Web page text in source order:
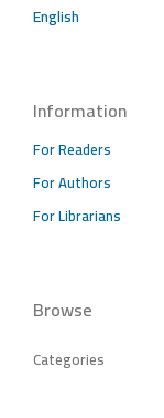
English
Information
For Readers
For Authors
For Librarians
Browse
Categories